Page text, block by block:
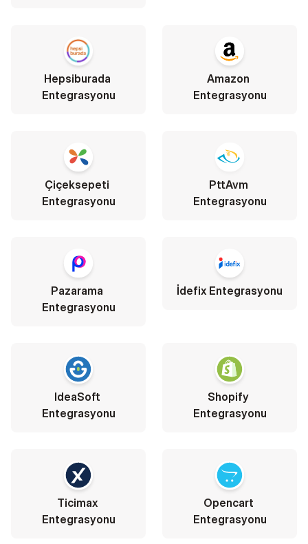
Hepsiburada
Entegrasyonu
Amazon
Entegrasyonu
Çiçeksepeti
Entegrasyonu
PttAvm
Entegrasyonu
Pazarama
Entegrasyonu
İdefix Entegrasyonu
IdeaSoft
Entegrasyonu
Shopify
Entegrasyonu
Ticimax
Entegrasyonu
Opencart
Entegrasyonu